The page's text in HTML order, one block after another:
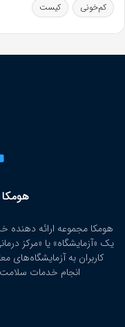
کم‌خونی
کیست
هومکا مجموعه ارائه‌
یک «آزمایشگاه» یا «مرکز
کاربران به آزمایشگاه‌های
انجام خدمات سلامت